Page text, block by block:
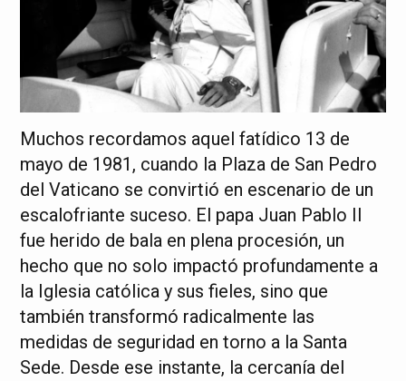
Muchos recordamos aquel fatídico 13 de
mayo de 1981, cuando la Plaza de San Pedro
del Vaticano se convirtió en escenario de un
escalofriante suceso. El papa Juan Pablo II
fue herido de bala en plena procesión, un
hecho que no solo impactó profundamente a
la Iglesia católica y sus fieles, sino que
también transformó radicalmente las
medidas de seguridad en torno a la Santa
Sede. Desde ese instante, la cercanía del